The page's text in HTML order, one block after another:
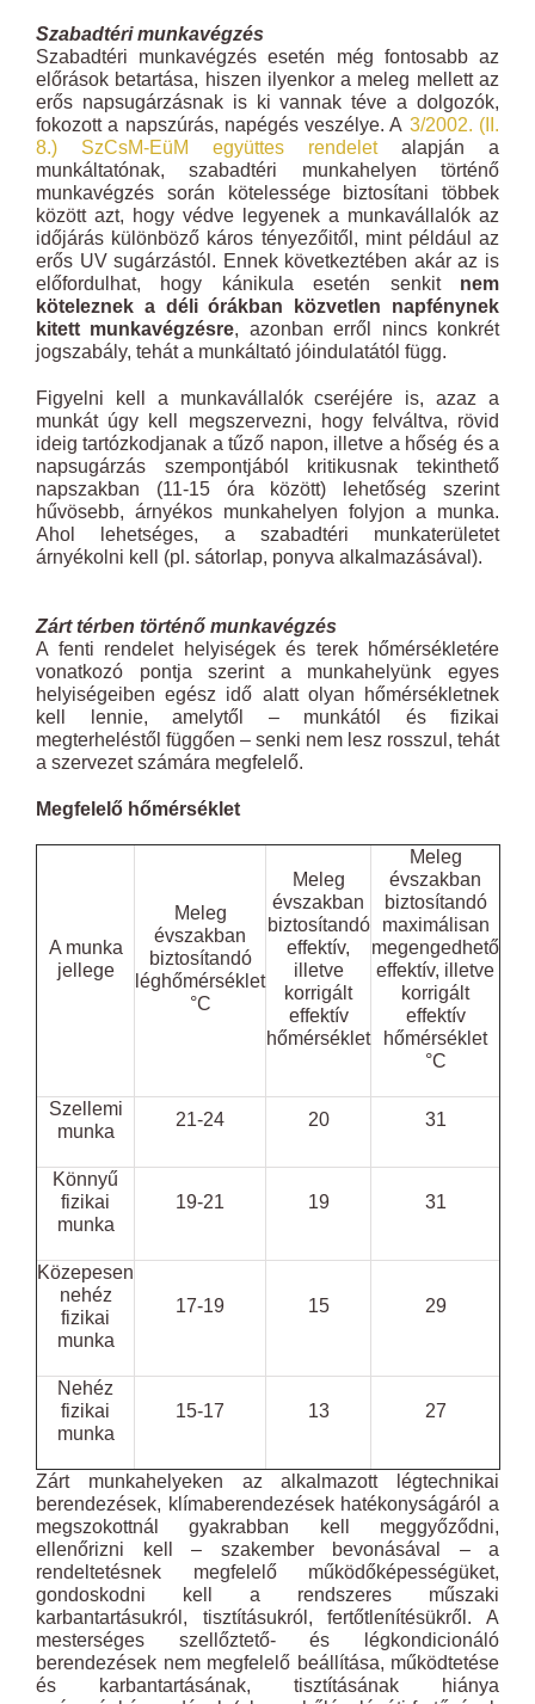
Szabadtéri munkavégzés
Szabadtéri munkavégzés esetén még fontosabb az
előrások betartása, hiszen ilyenkor a meleg mellett az
erős napsugárzásnak is ki vannak téve a dolgozók,
fokozott a napszúrás, napégés veszélye. A 3/2002. (II.
8.) SzCsM-EüM együttes rendeletalapján a
munkáltatónak, szabadtéri munkahelyen történő
munkavégzés során kötelessége biztosítani többek
között azt, hogy védve legyenek a munkavállalók az
időjárás különböző káros tényezőitől, mint például az
erős UV sugárzástól. Ennek következtében akár az is
előfordulhat, hogy kánikula esetén senkit nem
köteleznek a déli órákban közvetlen napfénynek
kitett munkavégzésre, azonban erről nincs konkrét
jogszabály, tehát a munkáltató jóindulatától függ.
Figyelni kell a munkavállalók cseréjére is, azaz a
munkát úgy kell megszervezni, hogy felváltva, rövid
ideig tartózkodjanak a tűző napon, illetve a hőség és a
napsugárzás szempontjából kritikusnak tekinthető
napszakban (11-15 óra között) lehetőség szerint
hűvösebb, árnyékos munkahelyen folyjon a munka.
Ahol lehetséges, a szabadtéri munkaterületet
árnyékolni kell (pl. sátorlap, ponyva alkalmazásával).
Zárt térben történő munkavégzés
A fenti rendelet helyiségek és terek hőmérsékletére
vonatkozó pontja szerint a munkahelyünk egyes
helyiségeiben egész idő alatt olyan hőmérsékletnek
kell lennie, amelytől – munkától és fizikai
megterheléstől függően – senki nem lesz rosszul, tehát
a szervezet számára megfelelő.
Megfelelő hőmérséklet
A munka
jellege
Meleg
évszakban
biztosítandó
léghőmérséklet
°C
Meleg
évszakban
biztosítandó
effektív,
illetve
korrigált
effektív
hőmérséklet
Meleg
évszakban
biztosítandó
maximálisan
megengedhető
effektív, illetve
korrigált
effektív
hőmérséklet
°C
Szellemi
munka
21-24 20 31
Könnyű
fizikai
munka
19-21 19 31
Közepesen
nehéz
fizikai
munka
17-19 15 29
Nehéz
fizikai
munka
15-17 13 27
Zárt munkahelyeken az alkalmazott légtechnikai
berendezések, klímaberendezések hatékonyságáról a
megszokottnál gyakrabban kell meggyőződni,
ellenőrizni kell – szakember bevonásával – a
rendeltetésnek megfelelő működőképességüket,
gondoskodni kell a rendszeres műszaki
karbantartásukról, tisztításukról, fertőtlenítésükről. A
mesterséges szellőztető- és légkondicionáló
berendezések nem megfelelő beállítása, működtetése
és karbantartásának, tisztításának hiánya